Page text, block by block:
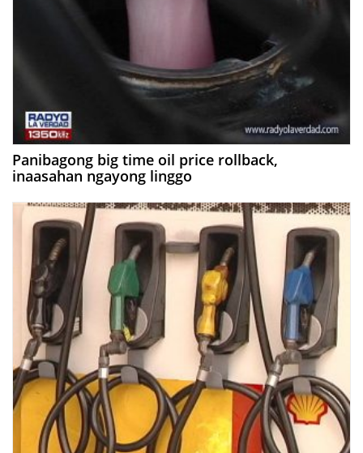
Panibagong big time oil price rollback,
inaasahan ngayong linggo